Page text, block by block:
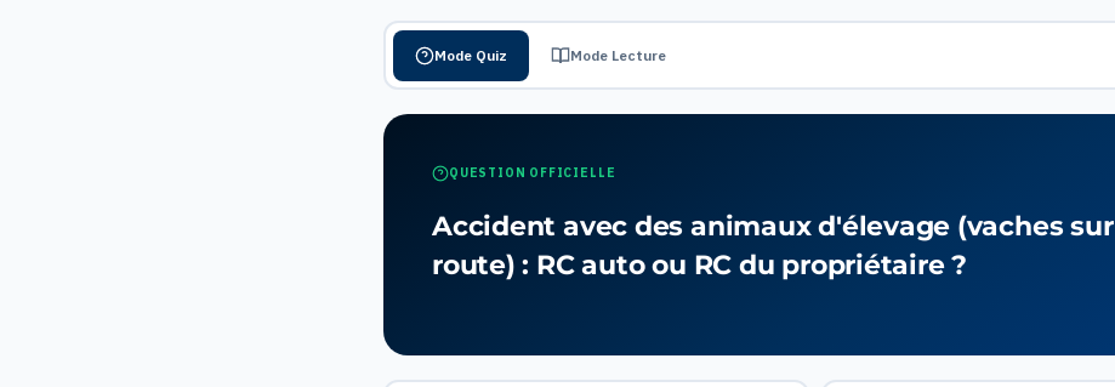
Mode Quiz Mode Lecture
QUESTION OFFICIELLE
Accident avec des animaux d'élevage (vaches sur
route) : RC auto ou RC du propriétaire ?